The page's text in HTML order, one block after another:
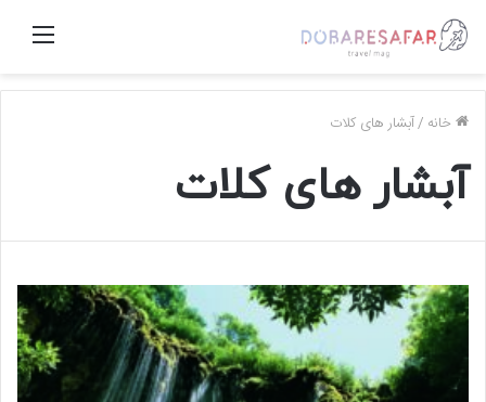
منو
خانه /آبشار های کلات
آبشار های کلات